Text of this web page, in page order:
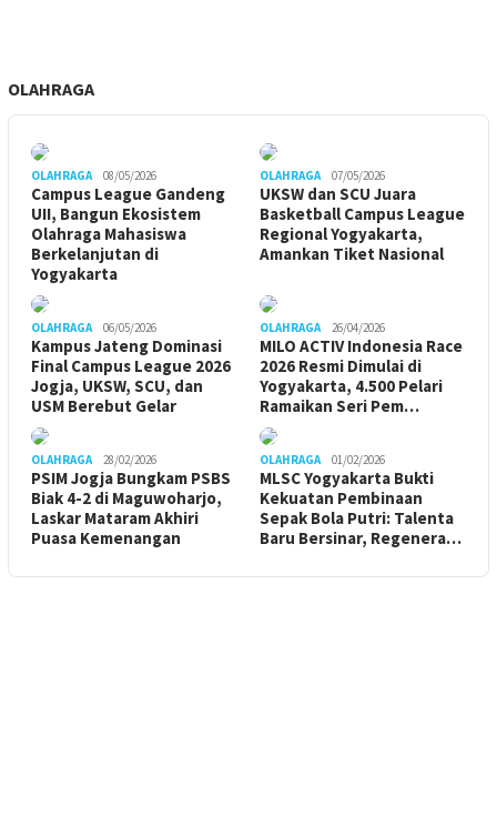
OLAHRAGA
OLAHRAGA 08/05/2026
Campus League Gandeng
UII, Bangun Ekosistem
Olahraga Mahasiswa
Berkelanjutan di
Yogyakarta
OLAHRAGA 07/05/2026
UKSW dan SCU Juara
Basketball Campus League
Regional Yogyakarta,
Amankan Tiket Nasional
OLAHRAGA 06/05/2026
Kampus Jateng Dominasi
Final Campus League 2026
Jogja, UKSW, SCU, dan
USM Berebut Gelar
OLAHRAGA 26/04/2026
MILO ACTIV Indonesia Race
2026 Resmi Dimulai di
Yogyakarta, 4.500 Pelari
Ramaikan Seri Pem…
OLAHRAGA 28/02/2026
PSIM Jogja Bungkam PSBS
Biak 4-2 di Maguwoharjo,
Laskar Mataram Akhiri
Puasa Kemenangan
OLAHRAGA 01/02/2026
MLSC Yogyakarta Bukti
Kekuatan Pembinaan
Sepak Bola Putri: Talenta
Baru Bersinar, Regenera…